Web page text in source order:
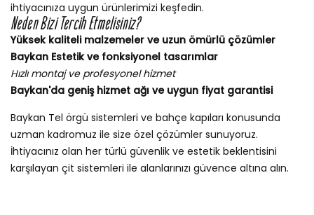
ihtiyacınıza uygun ürünlerimizi keşfedin.
Neden Bizi Tercih Etmelisiniz?
Yüksek kaliteli malzemeler ve uzun ömürlü çözümler
Baykan Estetik ve fonksiyonel tasarımlar
Hızlı montaj ve profesyonel hizmet
Baykan'da geniş hizmet ağı ve uygun fiyat garantisi
Baykan Tel örgü sistemleri ve bahçe kapıları konusunda
uzman kadromuz ile size özel çözümler sunuyoruz.
İhtiyacınız olan her türlü güvenlik ve estetik beklentisini
karşılayan çit sistemleri ile alanlarınızı güvence altına alın.